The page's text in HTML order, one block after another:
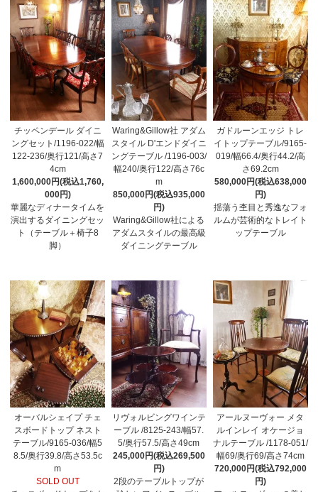
チッペンデール ダイニ
ングセット/1196-022/幅
122-236/奥行121/高さ7
4cm
1,600,000円(税込1,760,
000円)
華麗なディナータイムを
演出するダイニングセッ
ト（テーブル＋椅子8
脚）
Waring&Gillow社 アダム
スタイル D'エンドダイニ
ングテーブル /1196-003/
幅240/奥行122/高さ76c
m
850,000円(税込935,000
円)
Waring&Gillow社による
アダムスタイルの最高級
ダイニングテーブル
ガドルーンエッジ トレ
イトップテーブル/9165-
019/幅66.4/奥行44.2/高
さ69.2cm
580,000円(税込638,000
円)
揺蕩う杢目と秀逸なフォ
ルムが芸術的なトレイト
ップテーブル
オーバルシェイプ チェ
スボードトップ ネスト
テーブル/9165-036/幅5
8.5/奥行39.8/高さ53.5c
m
SOLD OUT
リヴォルビングワインテ
ーブル /8125-243/幅57.
5/奥行57.5/高さ49cm
245,000円(税込269,500
円)
2段のテーブルトップが
アールヌーヴォー メタ
ルインレイ オケージョ
ナルテーブル /1178-051/
幅69/奥行69/高さ74cm
720,000円(税込792,000
円)